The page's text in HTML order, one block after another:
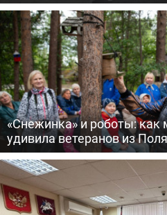
«Снежинка» и роботы: как
удивила ветеранов из